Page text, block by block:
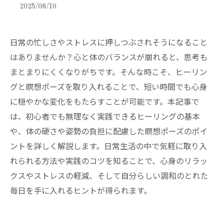
2025/08/10
日常の忙しさやストレスに押しつぶされそうになること
はありませんか？心と体のバランスが崩れると、思考も
まとまりにくくなりがちです。そんな時こそ、ヒーリン
グと瞑想ポーズを取り入れることで、短い時間でも心身
に穏やかな変化をもたらすことが可能です。本記事で
は、初心者でも無理なく実践できるヒーリングの基本
や、体の硬さや姿勢の負担に配慮した瞑想ポーズのポイ
ントを詳しく解説します。日常生活の中で気軽に取り入
れられる方法や実践のコツを知ることで、心身のリラッ
クスやストレスの軽減、そして自分らしい調和のとれた
毎日を手に入れるヒントが得られます。